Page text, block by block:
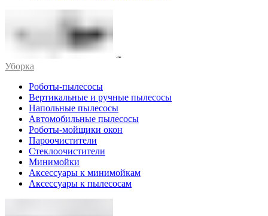
Уборка
Роботы-пылесосы
Вертикальные и ручные пылесосы
Напольные пылесосы
Автомобильные пылесосы
Роботы-мойщики окон
Пароочистители
Стеклоочистители
Минимойки
Аксессуары к минимойкам
Аксессуары к пылесосам